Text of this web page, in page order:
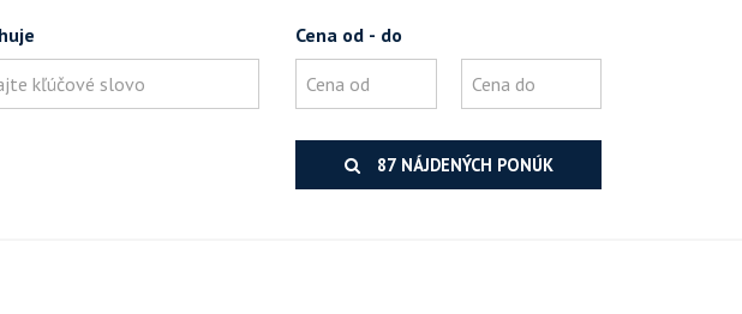
Cena od - do
87 NÁJDENÝCH PONÚK